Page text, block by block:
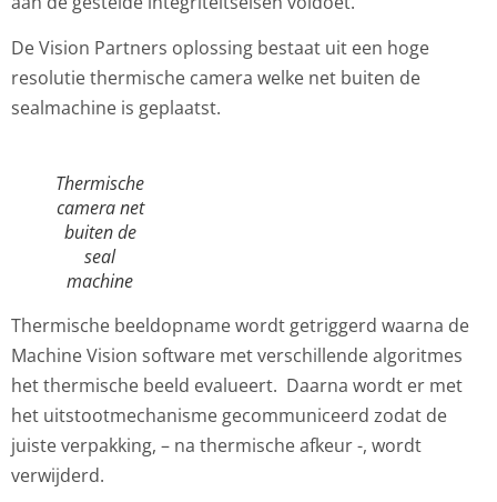
De Vision Partners oplossing bestaat uit een hoge
resolutie thermische camera welke net buiten de
sealmachine is geplaatst.
Thermische
camera net
buiten de
seal
machine
Thermische beeldopname wordt getriggerd waarna de
Machine Vision software met verschillende algoritmes
het thermische beeld evalueert. Daarna wordt er met
het uitstootmechanisme gecommuniceerd zodat de
juiste verpakking, – na thermische afkeur -, wordt
verwijderd.